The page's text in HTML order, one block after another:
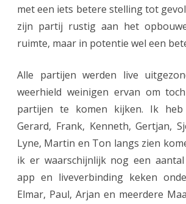
met een iets betere stelling tot
zijn partij rustig aan het
ruimte, maar in potentie wel een
Alle partijen werden live
weerhield weinigen ervan om
partijen te komen kijken. Ik heb
Gerard, Frank, Kenneth, Gertjan,
Lyne, Martin en Ton langs zien
ik er waarschijnlijk nog een
app en liveverbinding keken
Elmar, Paul, Arjan en meerdere